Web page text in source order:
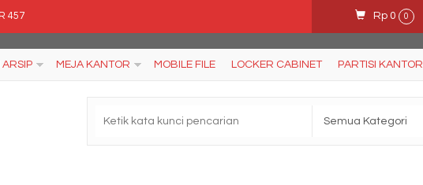
Rp 0 0
ARSIP MEJA KANTOR MOBILE FILE LOCKER CABINET PARTISI KANTOR